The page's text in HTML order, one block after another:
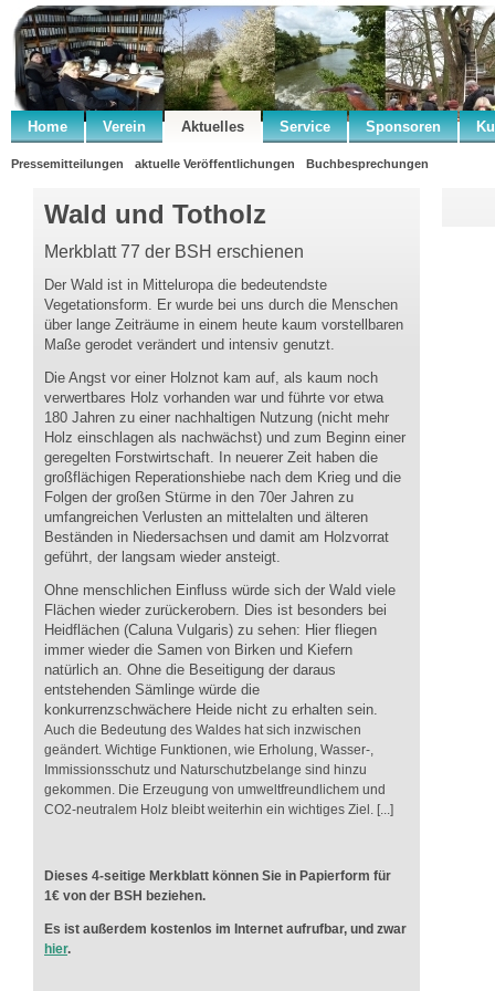
Home Verein Aktuelles Service Sponsoren
Pressemitteilungen aktuelle Veröffentlichungen Buchbesprechungen
Wald und Totholz
Merkblatt 77 der BSH erschienen
Der Wald ist in Mitteluropa die bedeutendste
Vegetationsform. Er wurde bei uns durch die Menschen
über lange Zeiträume in einem heute kaum vorstellbaren
Maße gerodet verändert und intensiv genutzt.
Die Angst vor einer Holznot kam auf, als kaum noch
verwertbares Holz vorhanden war und führte vor etwa
180 Jahren zu einer nachhaltigen Nutzung (nicht mehr
Holz einschlagen als nachwächst) und zum Beginn einer
geregelten Forstwirtschaft. In neuerer Zeit haben die
großflächigen Reperationshiebe nach dem Krieg und die
Folgen der großen Stürme in den 70er Jahren zu
umfangreichen Verlusten an mittelalten und älteren
Beständen in Niedersachsen und damit am Holzvorrat
geführt, der langsam wieder ansteigt.
Ohne menschlichen Einfluss würde sich der Wald viele
Flächen wieder zurückerobern. Dies ist besonders bei
Heidflächen (Caluna Vulgaris) zu sehen: Hier fliegen
immer wieder die Samen von Birken und Kiefern
natürlich an. Ohne die Beseitigung der daraus
entstehenden Sämlinge würde die
konkurrenzschwächere Heide nicht zu erhalten sein.
Auch die Bedeutung des Waldes hat sich inzwischen
geändert. Wichtige Funktionen, wie Erholung, Wasser-,
Immissionsschutz und Naturschutzbelange sind hinzu
gekommen. Die Erzeugung von umweltfreundlichem und
CO2-neutralem Holz bleibt weiterhin ein wichtiges Ziel. [...]
Dieses 4-seitige Merkblatt können Sie in Papierform für
1€ von der BSH beziehen.
Es ist außerdem kostenlos im Internet aufrufbar, und zwar
hier.